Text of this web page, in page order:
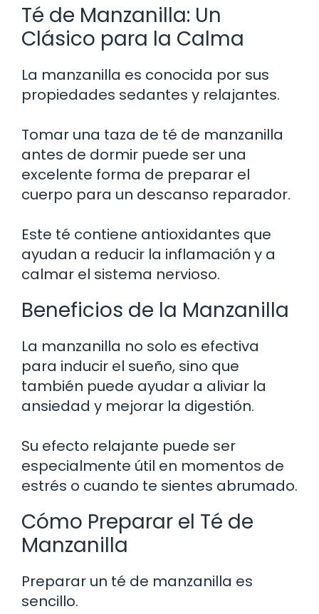
Té de Manzanilla: Un
Clásico para la Calma
La manzanilla es conocida por sus
propiedades sedantes y relajantes.
Tomar una taza de té de manzanilla
antes de dormir puede ser una
excelente forma de preparar el
cuerpo para un descanso reparador.
Este té contiene antioxidantes que
ayudan a reducir la inflamación y a
calmar el sistema nervioso.
Beneficios de la Manzanilla
La manzanilla no solo es efectiva
para inducir el sueño, sino que
también puede ayudar a aliviar la
ansiedad y mejorar la digestión.
Su efecto relajante puede ser
especialmente útil en momentos de
estrés o cuando te sientes abrumado.
Cómo Preparar el Té de
Manzanilla
Preparar un té de manzanilla es
sencillo.